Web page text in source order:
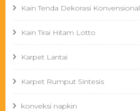
Kain Tenda Dekorasi Konvensional
Kain Tirai Hitam Lotto
Karpet Lantai
Karpet Rumput Sintesis
konveksi napkin